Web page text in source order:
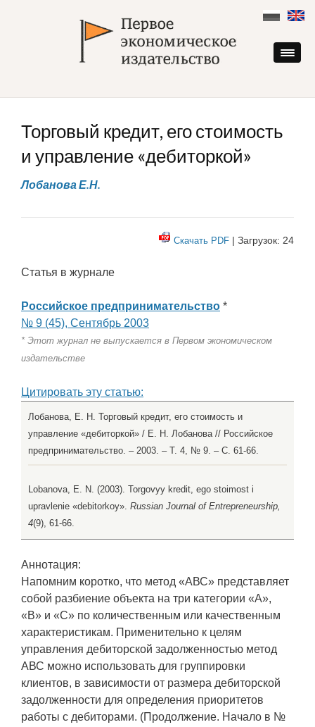
content
Торговый кредит, его стоимость
и управление «дебиторкой»
Лобанова Е.Н.
Скачать PDF | Загрузок: 24
Статья в журнале
Российское предпринимательство *
№ 9 (45), Сентябрь 2003
* Этот журнал не выпускается в Первом экономическом
издательстве
Цитировать эту статью:
Лобанова, Е. Н. Торговый кредит, его стоимость и
управление «дебиторкой» / Е. Н. Лобанова // Российское
предпринимательство. – 2003. – Т. 4, № 9. – С. 61-66.
Lobanova, E. N. (2003). Torgovyy kredit, ego stoimost i
upravlenie «debitorkoy». Russian Journal of Entrepreneurship,
4(9), 61-66.
Аннотация:
Напомним коротко, что метод «АВС» представляет
собой разбиение объекта на три категории «А»,
«В» и «С» по количественным или качественным
характеристикам. Применительно к целям
управления дебиторской задолженностью метод
АВС можно использовать для группировки
клиентов, в зависимости от размера дебиторской
задолженности для определения приоритетов
работы с дебиторами. (Продолжение. Начало в №